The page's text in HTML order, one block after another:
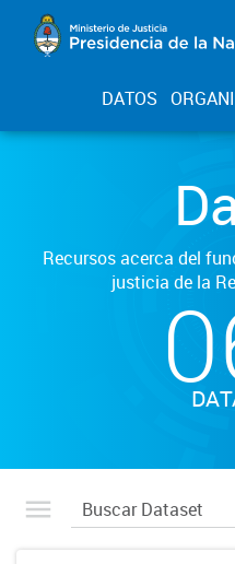
DATOS
Recursos acerca del
justicia de la